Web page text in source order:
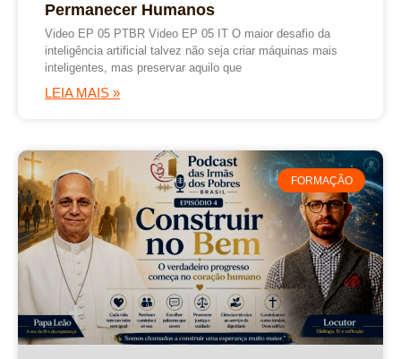
Permanecer Humanos
Video EP 05 PTBR Video EP 05 IT O maior desafio da
inteligência artificial talvez não seja criar máquinas mais
inteligentes, mas preservar aquilo que
LEIA MAIS »
FORMAÇÃO